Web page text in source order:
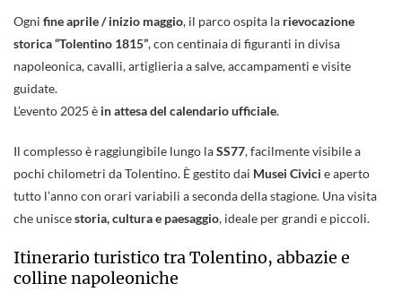
Ogni fine aprile / inizio maggio, il parco ospita la rievocazione
storica “Tolentino 1815”, con centinaia di figuranti in divisa
napoleonica, cavalli, artiglieria a salve, accampamenti e visite
guidate.
L’evento 2025 è in attesa del calendario ufficiale.
Il complesso è raggiungibile lungo laSS77, facilmente visibile a
pochi chilometri da Tolentino. È gestito dai Musei Civici e aperto
tutto l’anno con orari variabili a seconda della stagione. Una visita
che uniscestoria, cultura e paesaggio, ideale per grandi e piccoli.
Itinerario turistico tra Tolentino, abbazie e
colline napoleoniche